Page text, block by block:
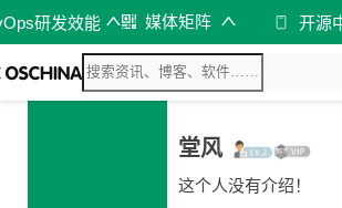
研发效能 媒体矩阵 开源
堂风
这个人没有介绍！